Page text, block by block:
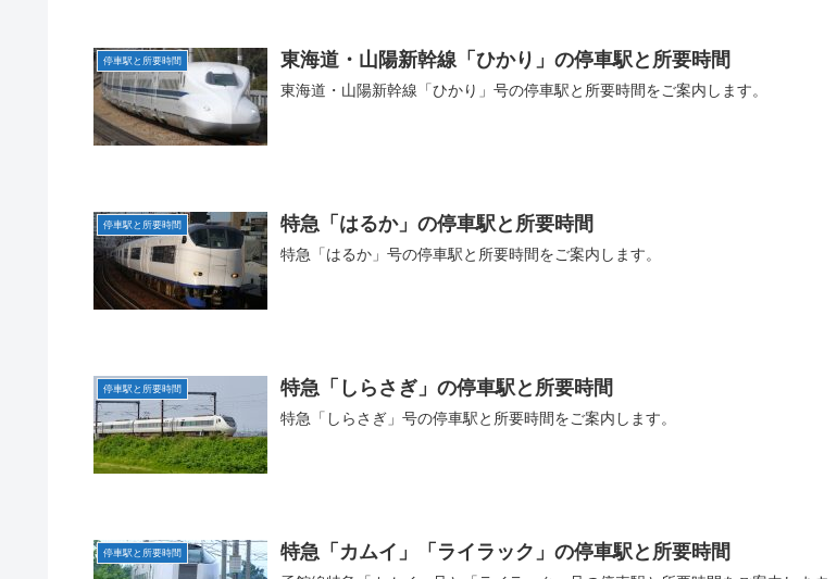
停車駅と所要時間 東海道・山陽新幹線「ひかり」の停車駅と所要時間
東海道・山陽新幹線「ひかり」号の停車駅と所要時間をご案内します。
停車駅と所要時間 特急「はるか」の停車駅と所要時間
特急「はるか」号の停車駅と所要時間をご案内します。
停車駅と所要時間 特急「しらさぎ」の停車駅と所要時間
特急「しらさぎ」号の停車駅と所要時間をご案内します。
停車駅と所要時間 特急「カムイ」「ライラック」の停車駅と所要時間